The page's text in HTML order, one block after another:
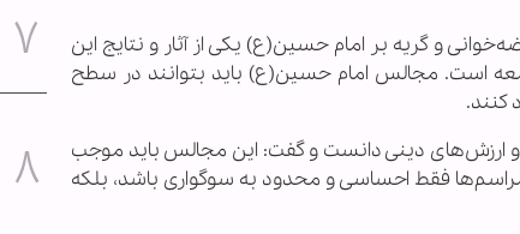
و گریه بر امام حسین(ع) یکی از آثار و نتایج این
است. مجالس امام حسین(ع) باید بتوانند در سطح
کنند.
و ارزش‌های دینی دانست و گفت: این مجالس باید موجب
مراسم‌ها فقط احساسی و محدود به سوگواری باشد، بلکه